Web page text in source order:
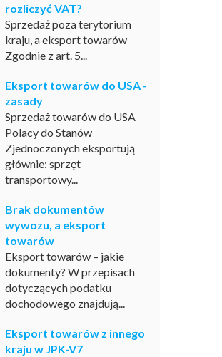
rozliczyć VAT?
Sprzedaż poza terytorium
kraju, a eksport towarów
Zgodnie z art. 5...
Eksport towarów do USA -
zasady
Sprzedaż towarów do USA
Polacy do Stanów
Zjednoczonych eksportują
głównie: sprzęt
transportowy...
Brak dokumentów
wywozu, a eksport
towarów
Eksport towarów – jakie
dokumenty? W przepisach
dotyczących podatku
dochodowego znajdują...
Eksport towarów z innego
kraju w JPK-V7